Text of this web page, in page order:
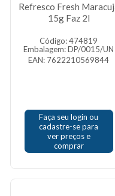
Refresco Fresh
15g Faz 2l
Código: 474819
Embalagem: DP/0015/UN
EAN: 7622210569844
Faça seu login ou
cadastre-se para
ver preços e
comprar